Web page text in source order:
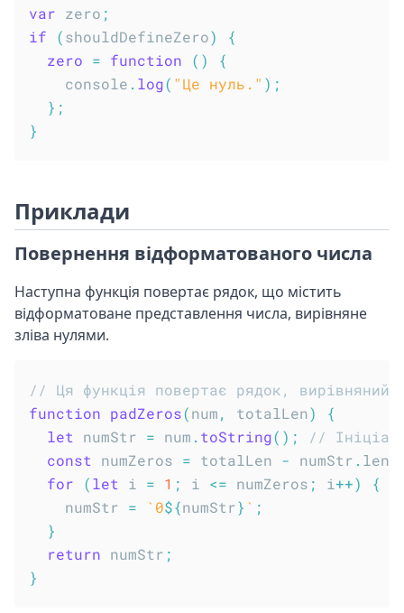
var zero ;
if
(shouldDefineZero)
{
zero = function ( )
{
    console
. log( "Це нуль." ) ;
} ;
}
Приклади
Повернення відформатованого числа
Наступна функція повертає рядок, що містить
відформатоване представлення числа, вирівняне
зліва нулями.
// Ця функція повертає рядок, вирівняний
function padZeros(num, totalLen)
{
let numStr = num . toString( ) ;
//
const numZeros = totalLen - numStr .
for
(let i = 1 ; i <= numZeros ; i++)
{
    numStr
= ` 0${numStr} ` ;
}
return numStr ;
}